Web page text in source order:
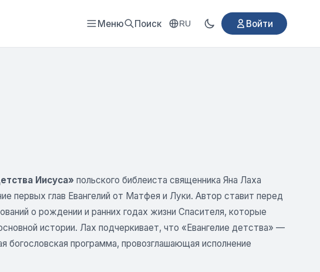
Меню Поиск RU Войти
Иисуса» польского библеиста священника Яна Лаха
первых глав Евангелий от Матфея и Луки. Автор ставит перед
о рождении и ранних годах жизни Спасителя, которые
истории. Лах подчеркивает, что «Евангелие детства» —
богословская программа, провозглашающая исполнение